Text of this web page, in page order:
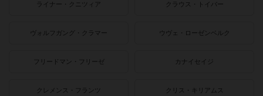
ライナー・クニツィア クラウス・トイバー
ヴォルフガング・クラマー ウヴェ・ローゼンベルク
フリードマン・フリーゼ カナイセイジ
クレメンス・フランツ クリス・キリアムス